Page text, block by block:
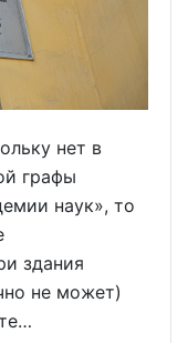
нет в
графы
наук», то
здания
не может)